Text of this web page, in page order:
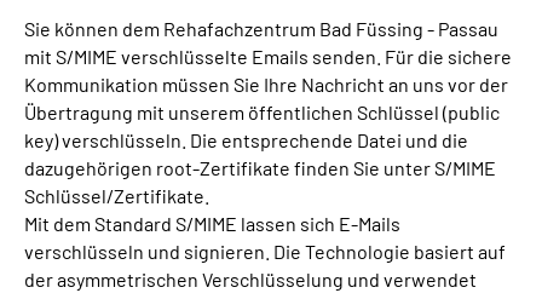
Suche
Sie können dem Rehafachzentrum Bad Füssing - Passau
mit S/MIME verschlüsselte Emails senden. Für die sichere
Kommunikation müssen Sie Ihre Nachricht an uns vor der
Übertragung mit unserem öffentlichen Schlüssel (public
key) verschlüsseln. Die entsprechende Datei und die
dazugehörigen root-Zertifikate finden Sie unter S/MIME
Schlüssel/Zertifikate.
Mit dem Standard S/MIME lassen sich E-Mails
verschlüsseln und signieren. Die Technologie basiert auf
der asymmetrischen Verschlüsselung und verwendet